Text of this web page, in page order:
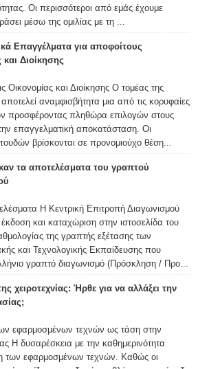
Οι περισσότεροι από εμάς έχουμε
μέσω της ομιλίας με τη ...
Επαγγέλματα για αποφοίτους
και Διοίκησης
Οικονομίας και Διοίκησης Ο τομέας της
αναμφισβήτητα μια από τις κορυφαίες
προσφέροντας πληθώρα επιλογών στους
επαγγελματική αποκατάσταση. Οι
βρίσκονται σε προνομιούχο θέση...
τα αποτελέσματα του γραπτού
Η Κεντρική Επιτροπή Διαγωνισμού
και καταχώριση στην ιστοσελίδα του
της γραπτής εξέτασης των
και Τεχνολογικής Εκπαίδευσης που
γραπτό διαγωνισμό (Πρόσκληση / Προ...
χειροτεχνίας: Ήρθε για να αλλάξει την
εφαρμοσμένων τεχνών ως τάση στην
Η δυσαρέσκεια με την καθημερινότητα
των εφαρμοσμένων τεχνών. Καθώς οι